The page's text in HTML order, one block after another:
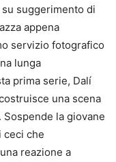
su suggerimento di
appena
servizio fotografico
lunga
prima serie, Dalí
una scena
la giovane
ceci che
reazione a